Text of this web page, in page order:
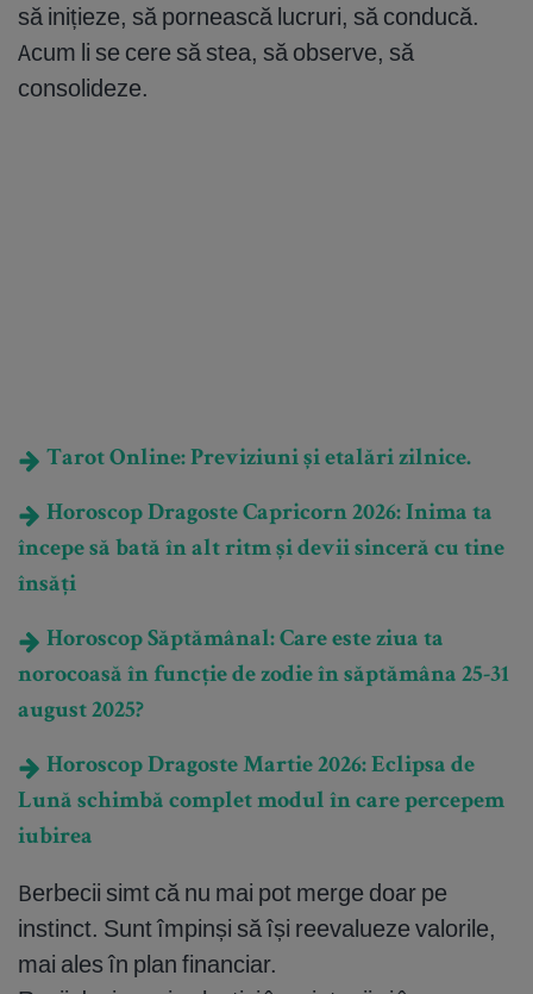
să inițieze, să pornească lucruri, să conducă.
Acum li se cere să stea, să observe, să
consolideze.
Tarot Online: Previziuni și etalări zilnice.
Horoscop Dragoste Capricorn 2026: Inima ta
începe să bată în alt ritm și devii sinceră cu tine
însăți
Horoscop Săptămânal: Care este ziua ta
norocoasă în funcție de zodie în săptămâna 25-31
august 2025?
Horoscop Dragoste Martie 2026: Eclipsa de
Lună schimbă complet modul în care percepem
iubirea
Berbecii simt că nu mai pot merge doar pe
instinct. Sunt împinși să își reevalueze valorile,
mai ales în plan financiar.